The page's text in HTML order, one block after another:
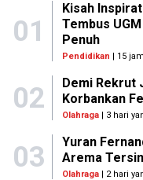
01
Kisah
Tembus
Penuh
Pendidikan | 15
02
Demi Rekrut
Korbankan
Olahraga| 3 hari
03
Yuran
Arema
Olahraga| 2 hari